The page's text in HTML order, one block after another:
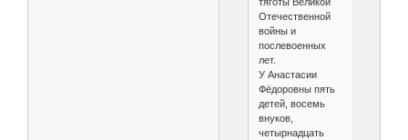
Отечественной
войны и
послевоенных
лет.
У Анастасии
Фёдоровны пять
детей, восемь
внуков,
четырнадцать